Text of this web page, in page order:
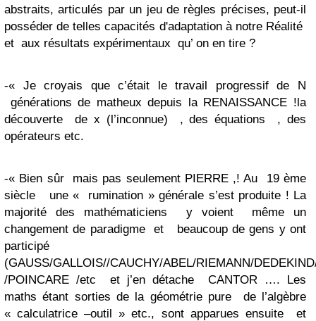
abstraits, articulés par un jeu de règles précises, peut-il
posséder de telles capacités d'adaptation à notre Réalité
et aux résultats expérimentaux qu’ on en tire ?
-« Je croyais que c’était le travail progressif de N
générations de matheux depuis la RENAISSANCE !la
découverte de x (l’inconnue) , des équations , des
opérateurs etc.
-« Bien sûr mais pas seulement PIERRE ,! Au 19 ème
siècle une « rumination » générale s’est produite ! La
majorité des mathématiciens y voient même un
changement de paradigme et beaucoup de gens y ont
participé
(GAUSS/GALLOIS//CAUCHY/ABEL/RIEMANN/
/POINCARE /etc et j’en détache CANTOR …. Les
maths étant sorties de la géométrie pure de l’algèbre
« calculatrice –outil » etc., sont apparues ensuite et